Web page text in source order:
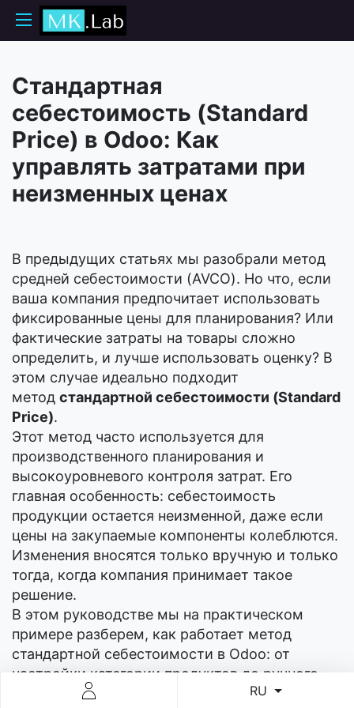
RU
Стандартная
себестоимость (Standard
Price) в Odoo: Как
управлять затратами при
неизменных ценах
В предыдущих статьях мы разобрали метод
средней себестоимости (AVCO). Но что, если
ваша компания предпочитает использовать
фиксированные цены для планирования? Или
фактические затраты на товары сложно
определить, и лучше использовать оценку? В
этом случае идеально подходит
метод стандартной себестоимости (Standard
Price).
Этот метод часто используется для
производственного планирования и
высокоуровневого контроля затрат. Его
главная особенность: себестоимость
продукции остается неизменной, даже если
цены на закупаемые компоненты колеблются.
Изменения вносятся только вручную и только
тогда, когда компания принимает такое
решение.
В этом руководстве мы на практическом
примере разберем, как работает метод
стандартной себестоимости в Odoo: от
настройки категории продуктов до ручного
обновления цен "снизу вверх".